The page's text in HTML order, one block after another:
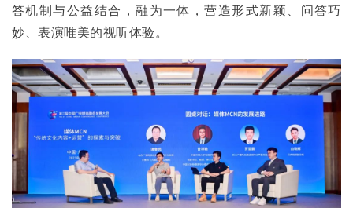
答机制与公益结合，融为一体，营造形式新颖、问答巧
妙、表演唯美的视听体验。